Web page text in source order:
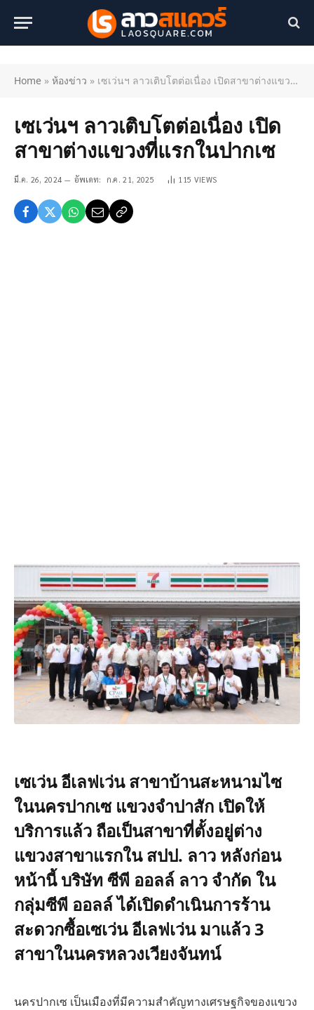
Home » ห้องข่าว » เซเว่นฯ ลาวเติบโตต่อเนื่อง เปิดสาขาต่างแขวงที่แรกในปากเซ
เซเว่นฯ ลาวเติบโตต่อเนื่อง เปิด
สาขาต่างแขวงที่แรกในปากเซ
มี.ค. 26, 2024 อัพเดท: ก.ค. 21, 2025 115 VIEWS
เซเว่น อีเลฟเว่น สาขาบ้านสะหนามไซ
ในนครปากเซ แขวงจำปาสัก เปิดให้
บริการแล้ว ถือเป็นสาขาที่ตั้งอยู่ต่าง
แขวงสาขาแรกใน สปป. ลาว หลังก่อน
หน้านี้ บริษัท ซีพี ออลล์ ลาว จำกัด ใน
กลุ่มซีพี ออลล์ ได้เปิดดำเนินการร้าน
สะดวกซื้อเซเว่น อีเลฟเว่น มาแล้ว 3
สาขาในนครหลวงเวียงจันทน์
นครปากเซ เป็นเมืองที่มีความสำคัญทางเศรษฐกิจของแขวง